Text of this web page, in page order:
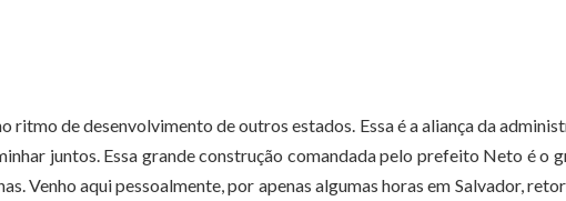
ritmo de desenvolvimento de outros estados. Essa é a aliança da
juntos. Essa grande construção comandada pelo prefeito Neto é o
Venho aqui pessoalmente, por apenas algumas horas em Salvador,